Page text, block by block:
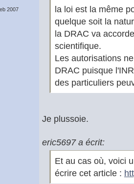
2007
la loi est la même
quelque soit la
la DRAC va
scientifique.
Les autorisations
DRAC puisque
des particuliers
Je plussoie.
eric5697 a écrit:
Et au cas où, voici
écrire cet article :